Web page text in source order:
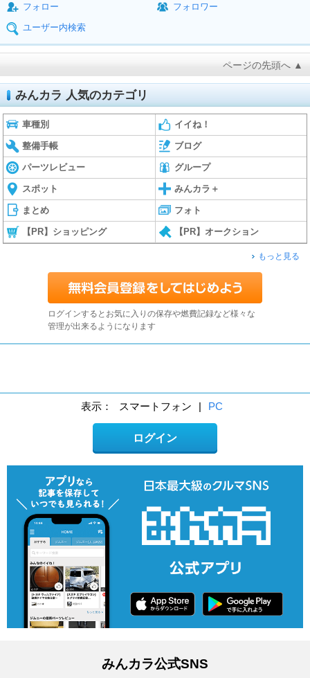
フォロー
フォロワー
ユーザー内検索
ページの先頭へ ▲
みんカラ 人気のカテゴリ
車種別 イイね！
整備手帳 ブログ
パーツレビュー グループ
スポット みんカラ＋
まとめ フォト
【PR】ショッピング 【PR】オークション
もっと見る
ログインするとお気に入りの保存や燃費記録など様々な
管理が出来るようになります
表示： スマートフォン | PC
ログイン
みんカラ公式SNS